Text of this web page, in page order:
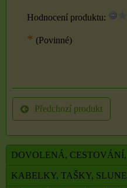
Hodnocení produktu:
* (Povinné)
Předchozí produkt
DOVOLENÁ,
KABELKY, TAŠKY,